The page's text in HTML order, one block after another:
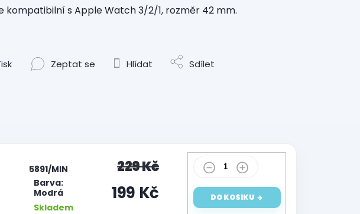
kompatibilní s Apple Watch 3/2/1, rozměr 42 mm.
Zeptat se Hlídat Sdílet
Barva:
Modrá
Skladem
5891/MIN
229 Kč
199 Kč DO KOŠÍKU